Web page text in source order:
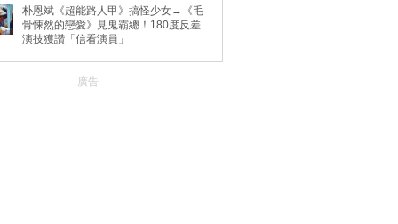
朴恩斌《超能路人甲》搞怪少女→《毛
骨悚然的戀愛》見鬼霸總！180度反差
演技獲讚「信看演員」
廣告